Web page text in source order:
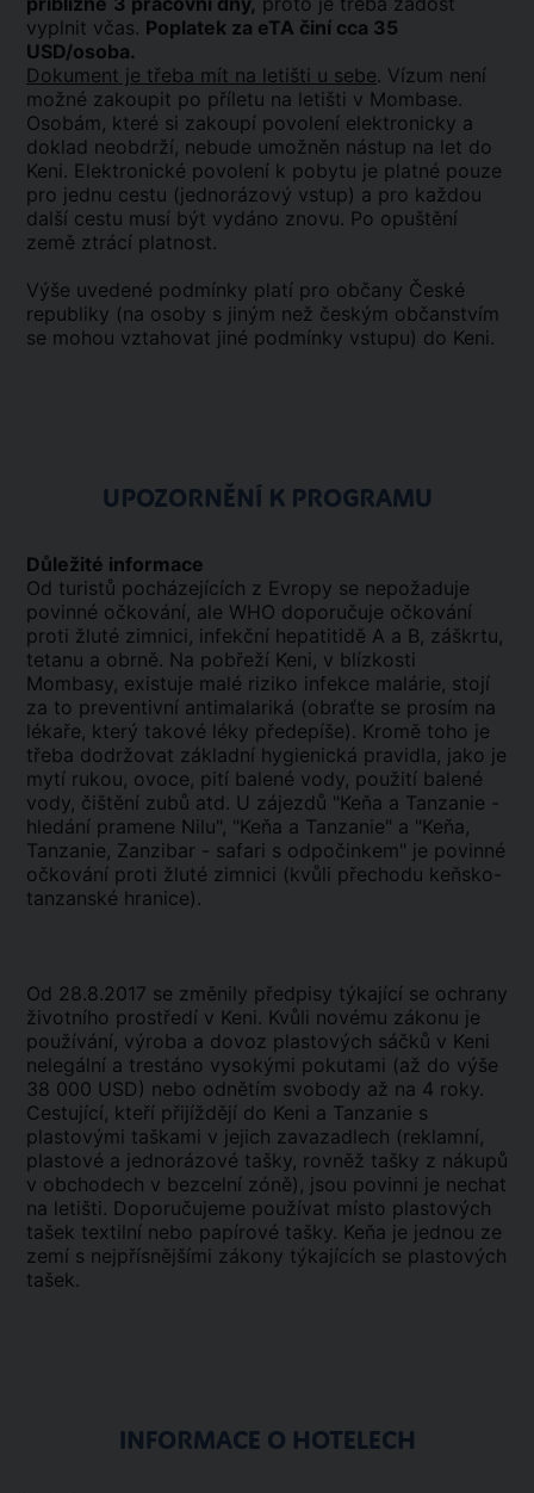
vyplnit včas. Poplatek za eTA činí cca 35
USD/osoba.
Dokument je třeba mít na letišti u sebe. Vízum není
možné zakoupit po příletu na letišti v Mombase.
Osobám, které si zakoupí povolení elektronicky a
doklad neobdrží, nebude umožněn nástup na let do
Keni. Elektronické povolení k pobytu je platné pouze
pro jednu cestu (jednorázový vstup) a pro každou
další cestu musí být vydáno znovu. Po opuštění
země ztrácí platnost.
Výše uvedené podmínky platí pro občany České
republiky (na osoby s jiným než českým občanstvím
se mohou vztahovat jiné podmínky vstupu) do Keni.
UPOZORNĚNÍ K PROGRAMU
Důležité informace
Od turistů pocházejících z Evropy se nepožaduje
povinné očkování, ale WHO doporučuje očkování
proti žluté zimnici, infekční hepatitidě A a B, záškrtu,
tetanu a obrně. Na pobřeží Keni, v blízkosti
Mombasy, existuje malé riziko infekce malárie, stojí
za to preventivní antimalariká (obraťte se prosím na
lékaře, který takové léky předepíše). Kromě toho je
třeba dodržovat základní hygienická pravidla, jako je
mytí rukou, ovoce, pití balené vody, použití balené
vody, čištění zubů atd. U zájezdů "Keňa a Tanzanie -
hledání pramene Nilu", "Keňa a Tanzanie" a "Keňa,
Tanzanie, Zanzibar - safari s odpočinkem" je povinné
očkování proti žluté zimnici (kvůli přechodu keňsko-
tanzanské hranice).
Od 28.8.2017 se změnily předpisy týkající se ochrany
životního prostředí v Keni. Kvůli novému zákonu je
používání, výroba a dovoz plastových sáčků v Keni
nelegální a trestáno vysokými pokutami (až do výše
38 000 USD) nebo odnětím svobody až na 4 roky.
Cestující, kteří přijíždějí do Keni a Tanzanie s
plastovými taškami v jejich zavazadlech (reklamní,
plastové a jednorázové tašky, rovněž tašky z nákupů
v obchodech v bezcelní zóně), jsou povinni je nechat
na letišti. Doporučujeme používat místo plastových
tašek textilní nebo papírové tašky. Keňa je jednou ze
zemí s nejpřísnějšími zákony týkajících se plastových
tašek.
INFORMACE O HOTELECH